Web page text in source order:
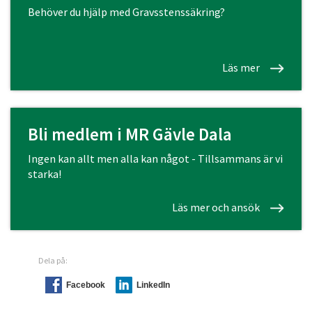
Behöver du hjälp med Gravsstenssäkring?
Läs mer
Bli medlem i MR Gävle Dala
Ingen kan allt men alla kan något - Tillsammans är vi
starka!
Läs mer och ansök
Dela på:
Facebook LinkedIn